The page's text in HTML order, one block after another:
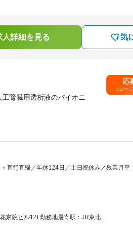
人詳細を見る 気
腎臓用透析液のパイオニ
応
（エー
直行直帰／年休124日／土日祝休み／残業月平
京院ビル12F勤務地最寄駅：JR東北...